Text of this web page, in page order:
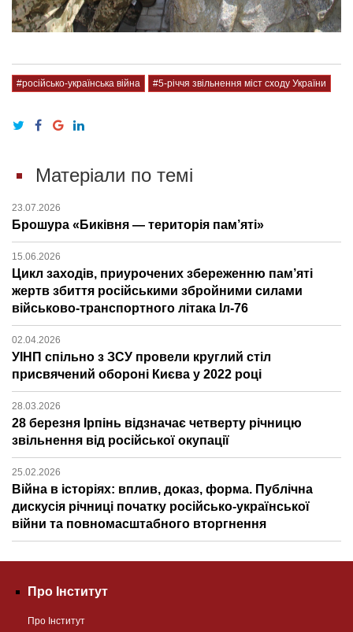
#російсько-українська війна #5-річчя звільнення міст сходу України
Матеріали по темі
23.07.2026
Брошура «Биківня — територія пам’яті»
15.06.2026
Цикл заходів, приурочених збереженню пам’яті
жертв збиття російськими збройними силами
військово-транспортного літака Іл-76
02.04.2026
УІНП спільно з ЗСУ провели круглий стіл
присвячений обороні Києва у 2022 році
28.03.2026
28 березня Ірпінь відзначає четверту річницю
звільнення від російської окупації
25.02.2026
Війна в історіях: вплив, доказ, форма. Публічна
дискусія річниці початку російсько-української
війни та повномасштабного вторгнення
Про Інститут
Про Інститут